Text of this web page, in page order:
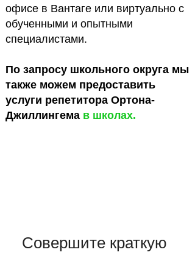
офисе в Вантаге или виртуально с
обученными и опытными
специалистами.
По запросу школьного округа мы
также можем предоставить
услуги репетитора Ортона-
Джиллингема в школах.
Совершите краткую